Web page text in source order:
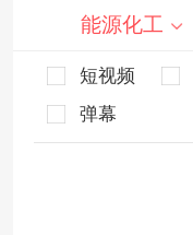
能源化工
短视频
弹幕